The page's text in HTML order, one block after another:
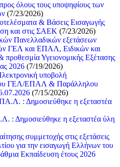
όλους τους υποψηφίους των
(7/23/2026)
& Βάσεις Εισαγωγής
και στις ΣΑΕΚ (7/23/2026)
Πανελλαδικών εξετάσεων
ΓΕΛ και ΕΠΑΛ, Ειδικών και
Υγειονομικής Εξέτασης
2026 (7/19/2026)
υποβολή
ΓΕΛ/ΕΠΑΛ & Παράλληλου
(7/15/2026)
: Δημοσιεύθηκε η εξεταστέα
: Δημοσιεύθηκε η εξεταστέα ύλη
συμμετοχής στις εξετάσεις
για την εισαγωγή Ελλήνων του
Εκπαίδευση έτους 2026